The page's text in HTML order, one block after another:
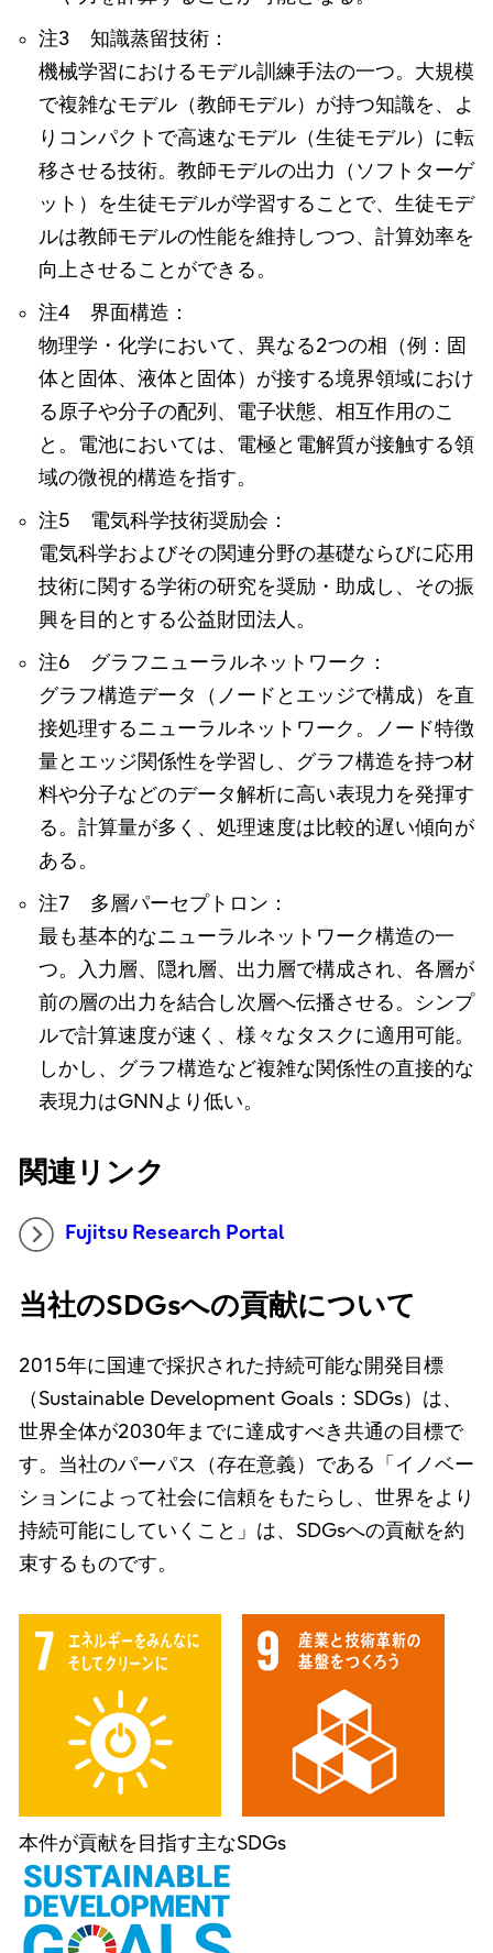
注3 知識蒸留技術：
機械学習におけるモデル訓練手法の一つ。大規模
で複雑なモデル（教師モデル）が持つ知識を、よ
りコンパクトで高速なモデル（生徒モデル）に転
移させる技術。教師モデルの出力（ソフトターゲ
ット）を生徒モデルが学習することで、生徒モデ
ルは教師モデルの性能を維持しつつ、計算効率を
向上させることができる。
注4 界面構造：
物理学・化学において、異なる2つの相（例：固
体と固体、液体と固体）が接する境界領域におけ
る原子や分子の配列、電子状態、相互作用のこ
と。電池においては、電極と電解質が接触する領
域の微視的構造を指す。
注5 電気科学技術奨励会：
電気科学およびその関連分野の基礎ならびに応用
技術に関する学術の研究を奨励・助成し、その振
興を目的とする公益財団法人。
注6 グラフニューラルネットワーク：
グラフ構造データ（ノードとエッジで構成）を直
接処理するニューラルネットワーク。ノード特徴
量とエッジ関係性を学習し、グラフ構造を持つ材
料や分子などのデータ解析に高い表現力を発揮す
る。計算量が多く、処理速度は比較的遅い傾向が
ある。
注7 多層パーセプトロン：
最も基本的なニューラルネットワーク構造の一
つ。入力層、隠れ層、出力層で構成され、各層が
前の層の出力を結合し次層へ伝播させる。シンプ
ルで計算速度が速く、様々なタスクに適用可能。
しかし、グラフ構造など複雑な関係性の直接的な
表現力はGNNより低い。
関連リンク
Fujitsu Research Portal
当社のSDGsへの貢献について
2015年に国連で採択された持続可能な開発目標
（Sustainable Development Goals：SDGs）は、
世界全体が2030年までに達成すべき共通の目標で
す。当社のパーパス（存在意義）である「イノベー
ションによって社会に信頼をもたらし、世界をより
持続可能にしていくこと」は、SDGsへの貢献を約
束するものです。
本件が貢献を目指す主なSDGs